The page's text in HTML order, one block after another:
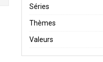
Séries
Thèmes
Valeurs